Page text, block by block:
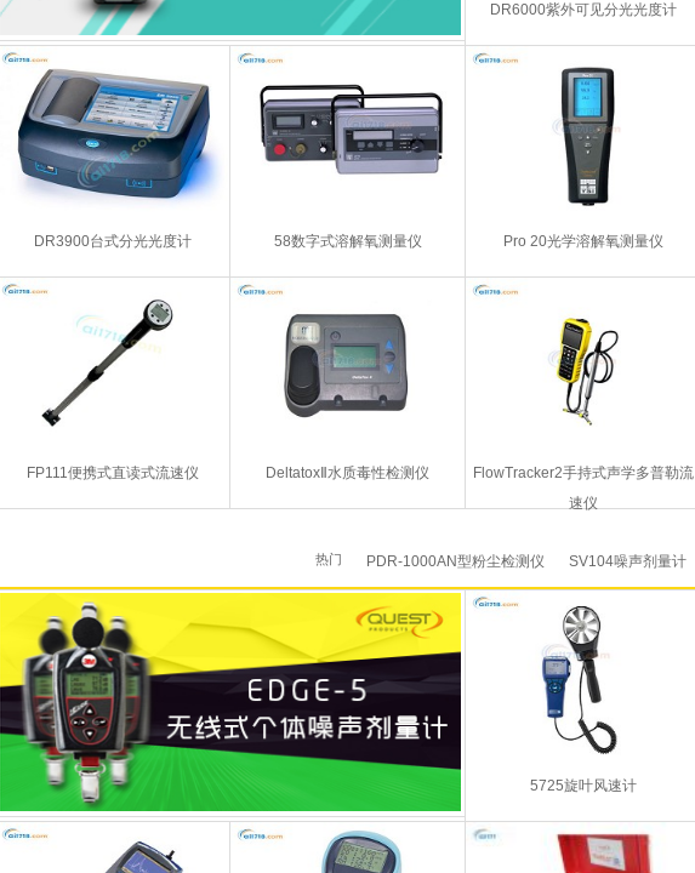
DR6000紫外可见分光光度计
DR3900台式分光光度计 58数字式溶解氧测量仪 Pro 20光学溶解氧测量仪
FP111便携式直读式流速仪 DeltatoxⅡ水质毒性检测仪
FlowTracker2手持式声学多普勒流
速仪
SV104噪声剂量计
PDR-1000AN型粉尘检测仪
热门
5725旋叶风速计